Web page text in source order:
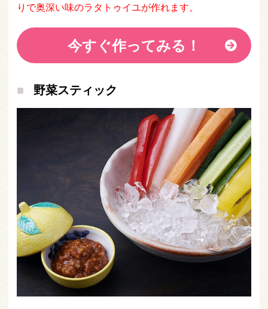
りで奥深い味のラタトゥイユが作れます。
今すぐ作ってみる！
野菜スティック